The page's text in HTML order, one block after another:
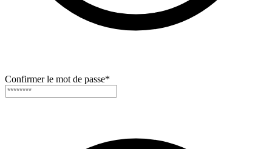
Confirmer le mot de passe*